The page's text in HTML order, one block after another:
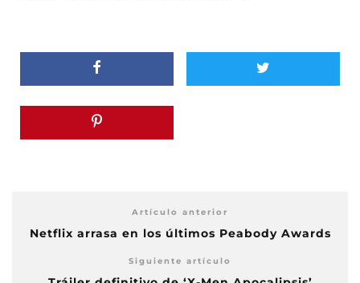
Artículo anterior
Netflix arrasa en los últimos Peabody Awards
Siguiente artículo